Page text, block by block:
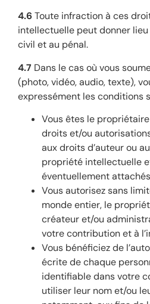
4.6Toute infraction à ces
intellectuelle peut donner
civil et au pénal.
4.7 Dans le cas où vous
(photo, vidéo, audio, texte),
expressément les conditions
Vous êtes le
droits et/ou
aux droits d’auteur ou
propriété intellectuelle
éventuellement
Vous autorisez sans
monde entier, le
créateur et/ou
votre contribution et à
Vous bénéficiez de
écrite de chaque
identifiable dans votre
utiliser leur nom et/ou